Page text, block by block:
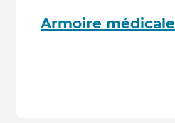
Armoire médicale